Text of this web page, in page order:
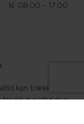
kl. 08.00 - 17.00
kan trække på
får dit dyr altid den